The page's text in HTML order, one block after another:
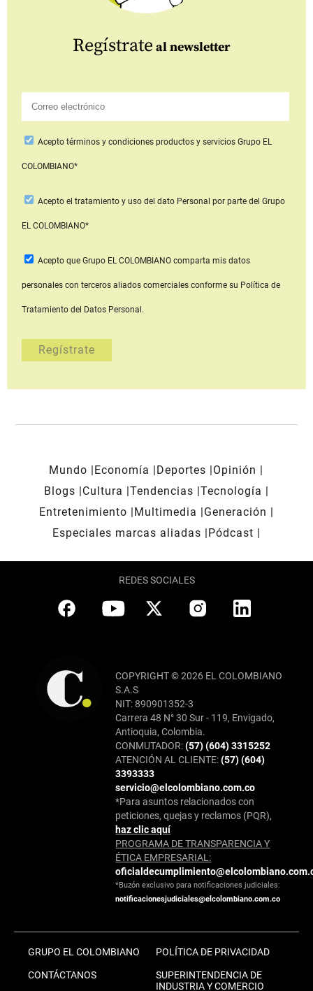
Regístrate al newsletter
Aceptotérminos y condiciones productos y serviciosGrupo EL
COLOMBIANO*
Acepto el tratamiento y uso del dato Personal por parte del Grupo
EL COLOMBIANO*
Acepto que Grupo EL COLOMBIANOcomparta mis datos
personales con terceros aliados comerciales conforme su Política de
Tratamiento del Datos Personal.
Mundo Economía Deportes
Opinión
Blogs
Cultura Tendencias Tecnología
Entretenimiento
Multimedia
Generación
Especiales marcas aliadas
Pódcast
REDES SOCIALES
COPYRIGHT © 2026 EL COLOMBIANO
S.A.S
NIT: 890901352-3
Carrera 48 N° 30 Sur - 119, Envigado,
Antioquia, Colombia.
CONMUTADOR:(57) (604) 3315252
ATENCIÓN AL CLIENTE:(57) (604)
3393333
servicio@elcolombiano.com.co
*Para asuntos relacionados con
peticiones, quejas y reclamos (PQR),
haz clic aquí
PROGRAMA DE TRANSPARENCIA Y
ÉTICA EMPRESARIAL:
*Buzón exclusivo para notificaciones judiciales:
notificacionesjudiciales@elcolombiano.com.co
GRUPO EL COLOMBIANO
CONTÁCTANOS
POLÍTICA DE PRIVACIDAD
SUPERINTENDENCIA DE
INDUSTRIA Y COMERCIO